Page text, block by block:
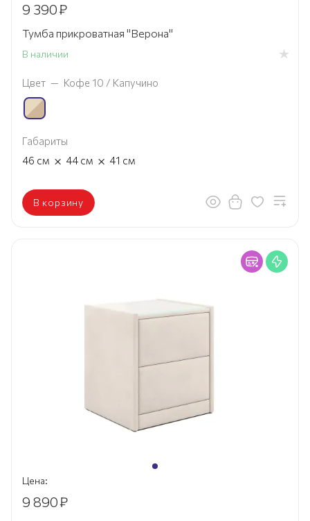
9 390₽
Тумба прикроватная "Верона"
В наличии
Цвет — Кофе 10 / Капучино
Габариты
46 см × 44 см × 41 см
В корзину
Цена:
9 890₽